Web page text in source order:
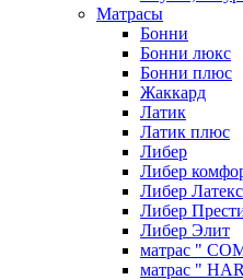
Матрасы
Бонни
Бонни люкс
Бонни плюс
Жаккард
Латик
Латик плюс
Либер
Либер
Либер Латекс
Либер
Либер Элит
матрас "
матрас "